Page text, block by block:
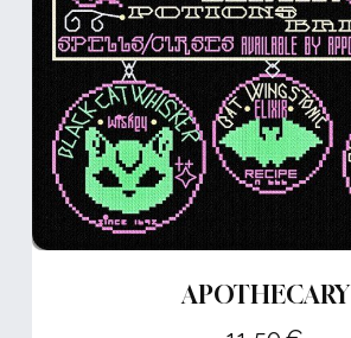
APOTHECARY